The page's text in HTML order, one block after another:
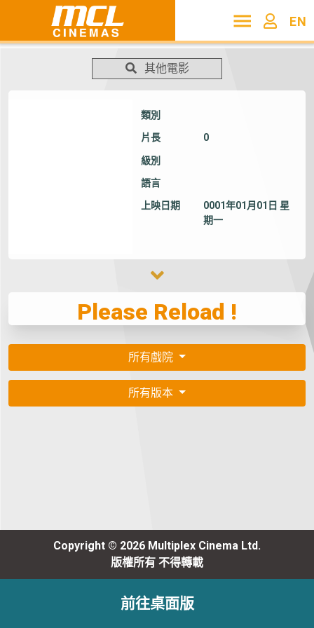
EN
其他電影
類別
片長 0
級別
語言
上映日期
0001年01月01日 星
期一
Please Reload !
所有戲院
所有版本
Copyright © 2026 Multiplex Cinema Ltd.
版權所有 不得轉載
前往桌面版